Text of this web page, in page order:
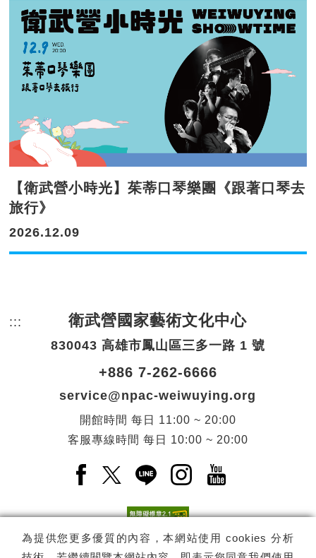
【衛武營小時光】茱蒂口琴樂團《跟著口琴去
旅行》
2026.12.09
為提供您更多優質的內容，本網站使用 cookies 分析
::: 頁尾網站資訊。
衛武營國家藝術文化中心
830043 高雄市鳳山區三多一路 1 號
+886 7-262-6666
service@npac-weiwuying.org
開館時間 每日
11:00 ~ 20:00
客服專線時間 每日 10:00 ~ 20:00
Facebook(另開新視窗)
X(另開新視窗)
LINE(另開新視窗)
Instagram(另開新視
YouTube(另開